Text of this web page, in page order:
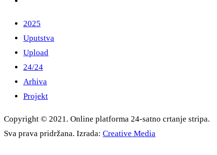
2025
Uputstva
Upload
24/24
Arhiva
Projekt
Copyright © 2021. Online platforma 24-satno crtanje stripa.
Sva prava pridržana. Izrada: Creative Media